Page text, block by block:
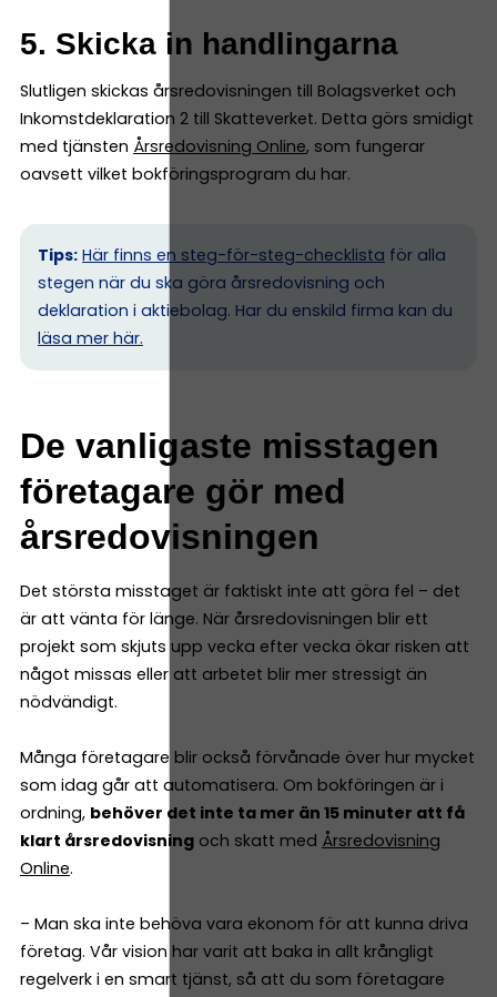
5. Skicka in handlingarna
Slutligen skickas årsredovisningen till Bolagsverket och
Inkomstdeklaration 2 till Skatteverket. Detta görs smidigt
med tjänsten Årsredovisning Online, som fungerar
oavsett vilket bokföringsprogram du har.
Tips: Här finns en steg-för-steg-checklista för alla
stegen när du ska göra årsredovisning och
deklaration i aktiebolag. Har du enskild firma kan du
läsa mer här.
De vanligaste misstagen
företagare gör med
årsredovisningen
Det största misstaget är faktiskt inte att göra fel – det
är att vänta för länge. När årsredovisningen blir ett
projekt som skjuts upp vecka efter vecka ökar risken att
något missas eller att arbetet blir mer stressigt än
nödvändigt.
Många företagare blir också förvånade över hur mycket
som idag går att automatisera. Om bokföringen är i
ordning, behöver det inte ta mer än 15 minuter att få
klart årsredovisning och skatt med Årsredovisning
Online.
– Man ska inte behöva vara ekonom för att kunna driva
företag. Vår vision har varit att baka in allt krångligt
regelverk i en smart tjänst, så att du som företagare